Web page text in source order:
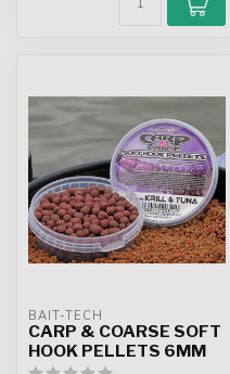
BAIT-TECH
CARP & COARSE SOFT
HOOK PELLETS 6MM